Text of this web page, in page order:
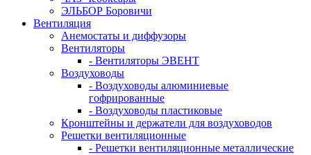
ЭЛЬБОР Боровичи
Вентиляция
Анемостаты и диффузоры
Вентиляторы
- Вентиляторы ЭВЕНТ
Воздуховоды
- Воздуховоды алюминиевые
гофрированные
- Воздуховоды пластиковые
Кронштейны и держатели для воздуховодов
Решетки вентиляционные
- Решетки вентиляционные металлические